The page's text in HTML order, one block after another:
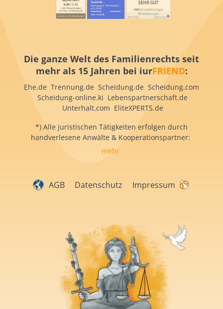
Die ganze Welt des Familienrechts seit
mehr als 15 Jahren bei iurFRIEND:
Ehe.de Trennung.de Scheidung.de Scheidung.com
Scheidung-online.ki Lebenspartnerschaft.de
Unterhalt.com EliteXPERTS.de
*) Alle juristischen Tätigkeiten erfolgen durch
handverlesene Anwälte & Kooperationspartner:
mehr
AGB Datenschutz Impressum